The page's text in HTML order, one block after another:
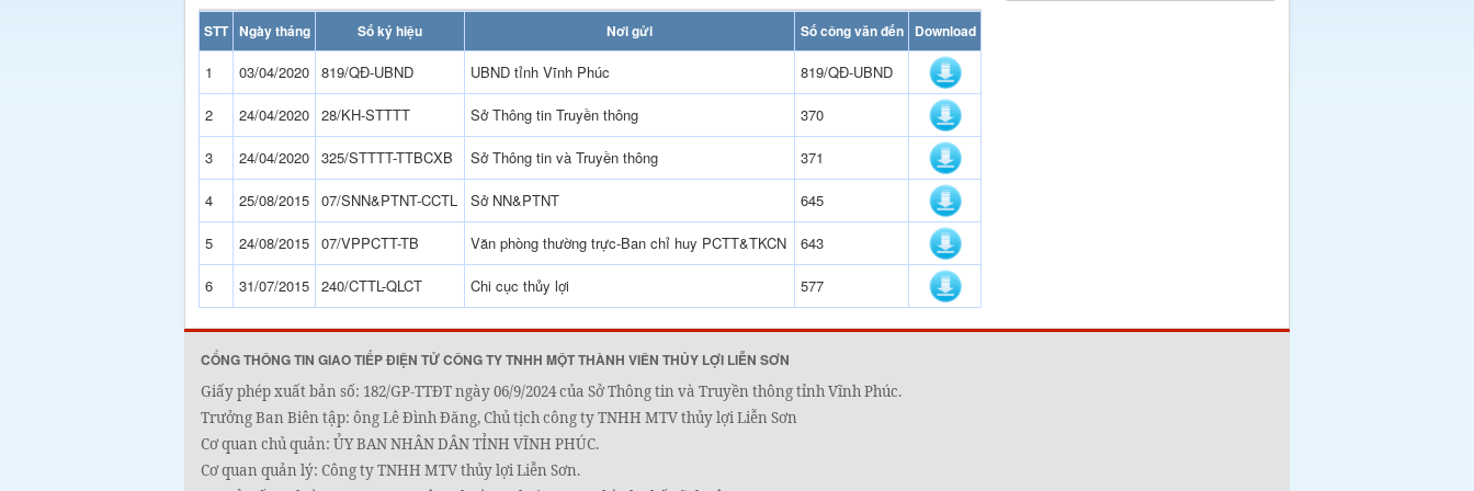
STT Ngày tháng Số ký hiệu Nơi gửi Số công văn đến Download
1 03/04/2020 819/QĐ-UBND UBND tỉnh Vĩnh Phúc 819/QĐ-UBND
2 24/04/2020 28/KH-STTTT Sở Thông tin Truyền thông 370
3 24/04/2020 325/STTTT-TTBCXB Sở Thông tin và Truyền thông 371
4 25/08/2015 07/SNN&PTNT-CCTL Sở NN&PTNT 645
5 24/08/2015 07/VPPCTT-TB Văn phòng thường trực-Ban chỉ huy PCTT&TKCN 643
6 31/07/2015 240/CTTL-QLCT Chi cục thủy lợi 577
CỔNG THÔNG TIN GIAO TIẾP ĐIỆN TỬ CÔNG TY TNHH MỘT THÀNH VIÊN THỦY LỢI LIỄN SƠN
Giấy phép xuất bản số: 182/GP-TTĐT ngày 06/9/2024 của Sở Thông tin và Truyền thông tỉnh Vĩnh Phúc.
Trưởng Ban Biên tập: ông Lê Đình Đăng, Chủ tịch công ty TNHH MTV thủy lợi Liễn Sơn
Cơ quan chủ quản: ỦY BAN NHÂN DÂN TỈNH VĨNH PHÚC.
Cơ quan quản lý: Công ty TNHH MTV thủy lợi Liễn Sơn.